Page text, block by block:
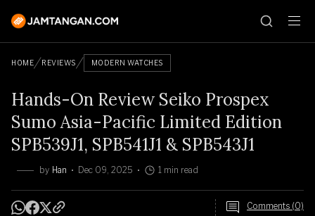
HOME REVIEWS MODERN WATCHES
Hands-On Review Seiko Prospex
Sumo Asia-Pacific Limited Edition
SPB539J1, SPB541J1 & SPB543J1
by Han Dec 09, 2025 1 min read
Comments (0)